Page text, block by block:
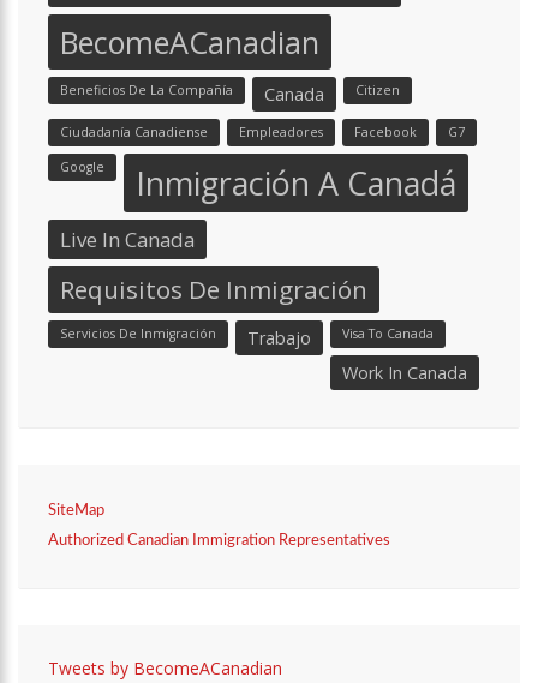
BecomeACanadian
Beneficios De La Compañía Canada Citizen
Ciudadanía Canadiense Empleadores Facebook G7
Google Inmigración A Canadá
Live In Canada
Requisitos De Inmigración
Servicios De Inmigración Trabajo Visa To Canada
Work In Canada
SiteMap
Authorized Canadian Immigration Representatives
Tweets by BecomeACanadian